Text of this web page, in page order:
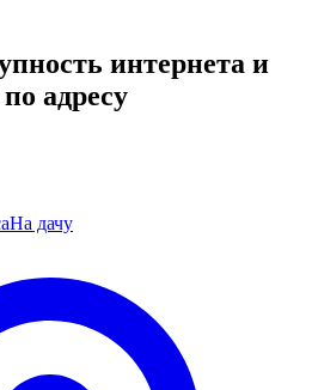
интернета и
адресу
На дачу